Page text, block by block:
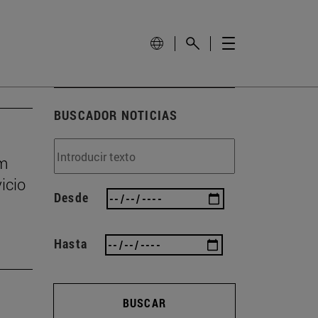
BUSCADOR NOTICIAS
Desde
Hasta
BUSCAR